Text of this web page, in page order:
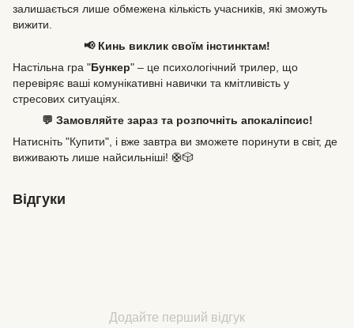
залишається лише обмежена кількість учасників, які зможуть
вижити.
📢 Кинь виклик своїм інстинктам!
Настільна гра "Бункер" – це психологічний трилер, що
перевіряє ваші комунікативні навички та кмітливість у
стресових ситуаціях.
💬 Замовляйте зараз та розпочніть апокаліпсис!
Натисніть "Купити", і вже завтра ви зможете поринути в світ, де
виживають лише найсильніші! 🛟🎲
Відгуки
Додайте перший відгук